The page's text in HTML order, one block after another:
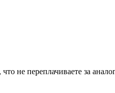
не переплачиваете за